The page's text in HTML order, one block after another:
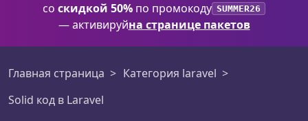
со скидкой 50% по промокоду SUMMER26
— активируйна странице пакетов
Главная страница
Категория laravel
Solid код в Laravel